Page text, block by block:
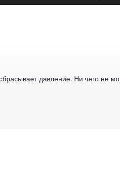
давление. Ни чего не